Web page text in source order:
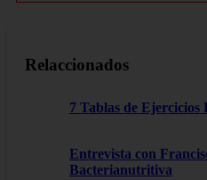
Relaccionados
7 Tablas de Ejercicios
Entrevista con
Bacterianutritiva